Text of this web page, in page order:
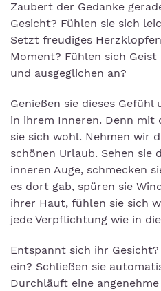
Zaubert der Gedanke
Gesicht? Fühlen sie sich
Setzt freudiges
Moment? Fühlen sich
und ausgeglichen an?
Genießen sie dieses Gefühl
in ihrem Inneren. Denn mit
sie sich wohl. Nehmen wir
schönen Urlaub. Sehen sie
inneren Auge, schmecken
es dort gab, spüren sie
ihrer Haut, fühlen sie sich
jede Verpflichtung wie in
Entspannt sich ihr
ein? Schließen sie
Durchläuft eine